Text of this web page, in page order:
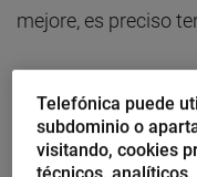
mejore, es preciso
y lo que te
rendimiento. Y
Telefónica puede
subdominio o
visitando, cookies